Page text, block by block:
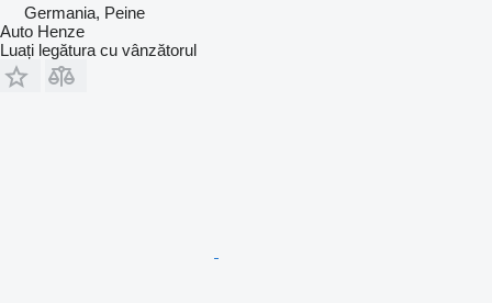
Germania, Peine
Auto Henze
Luați legătura cu vânzătorul